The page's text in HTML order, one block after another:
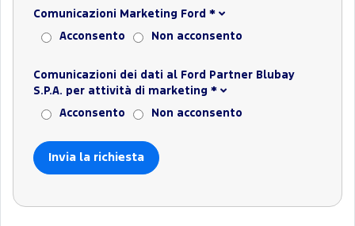
Comunicazioni Marketing Ford *
Acconsento Non acconsento
Comunicazioni dei dati al Ford Partner Blubay
S.P.A. per attività di marketing *
Acconsento Non acconsento